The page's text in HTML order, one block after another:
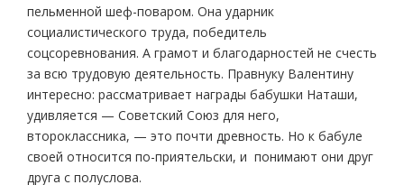
пельменной шеф-поваром. Она ударник
социалистического труда, победитель
соцсоревнования. А грамот и благодарностей не счесть
за всю трудовую деятельность. Правнуку Валентину
интересно: рассматривает награды бабушки Наташи,
удивляется — Советский Союз для него,
второклассника, — это почти древность. Но к бабуле
своей относится по-приятельски, и понимают они друг
друга с полуслова.